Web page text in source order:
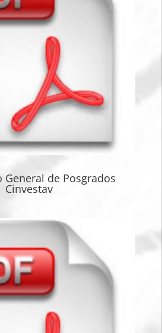
General de Posgrados
Cinvestav